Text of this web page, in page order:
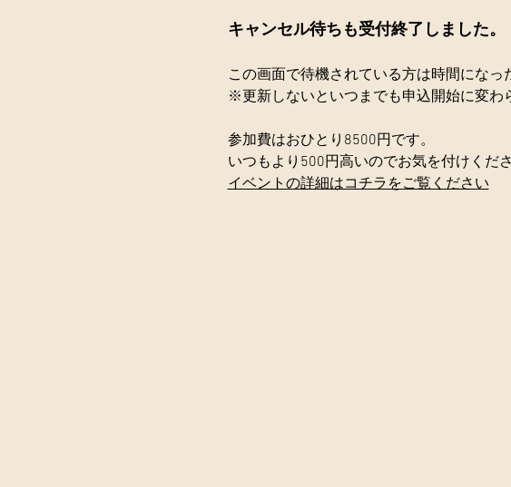
キャンセル待ちも受付終了しました。
この画面で待機されている方は時間になっ
※更新しないといつまでも申込開始に変わ
参加費はおひとり8500円です。
いつもより500円高いのでお気を付けくだ
イベントの詳細はコチラをご覧ください